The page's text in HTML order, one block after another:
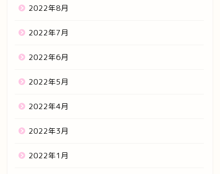
2022年8月
2022年7月
2022年6月
2022年5月
2022年4月
2022年3月
2022年1月